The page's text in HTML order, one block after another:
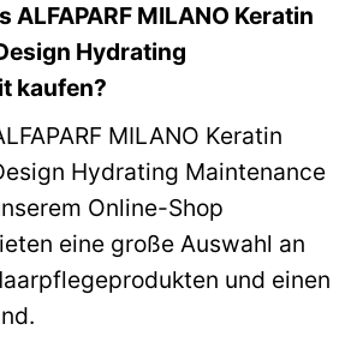
ALFAPARF MILANO Keratin
Hydrating
kaufen?
MILANO Keratin
Hydrating Maintenance
Online-Shop
eine große Auswahl an
und einen